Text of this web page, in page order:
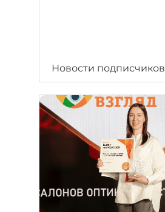
Новости подписчиков